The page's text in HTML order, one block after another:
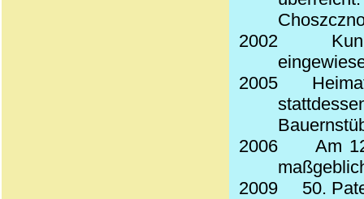
2002
2005
2006
Am
2009
50.